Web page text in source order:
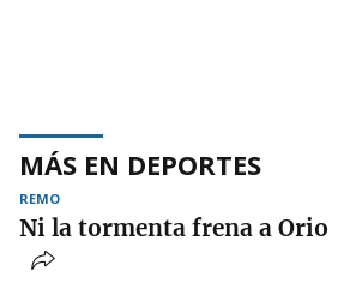
MÁS EN DEPORTES
REMO
Ni la tormenta frena a Orio